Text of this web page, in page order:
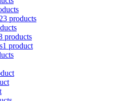
23 products
products
1 product